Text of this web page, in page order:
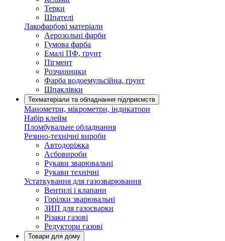
Терки
Шпателі
Лакофарбові матеріали
Аерозольні фарби
Гумова фарба
Емалі ПФ, ґрунт
Пігмент
Розчинники
Фарба водоемульсійна, ґрунт
Шпаклівки
Техматеріали та обладнання підприємств
Манометри, мікрометри, індикатори
Набір клейм
Пломбувальне обладнання
Резино-технічні вироби
Автодоріжка
Асбовироби
Рукави зварювальні
Рукави технічні
Устаткування для газозварювання
Вентилі і клапани
Горілки зварювальні
ЗИП для газосварки
Різаки газові
Редуктори газові
Товари для дому